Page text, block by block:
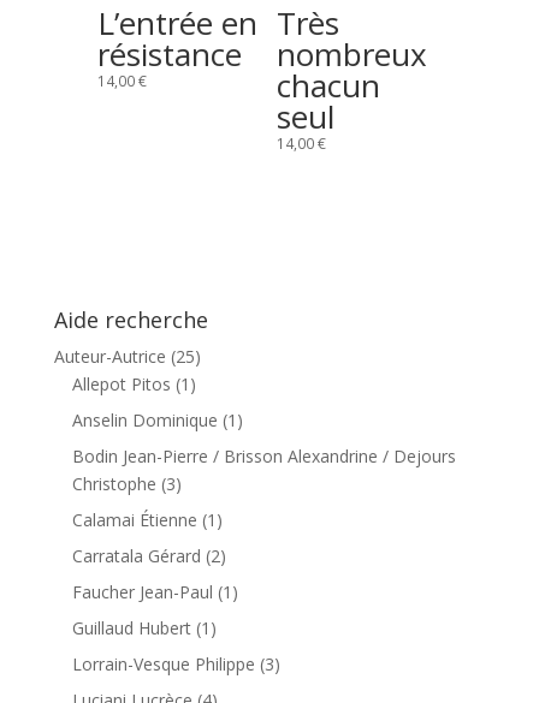
L’entrée en
résistance
14,00€
Très
nombreux
chacun
seul
14,00€
Aide recherche
Auteur-Autrice (25)
Allepot Pitos (1)
Anselin Dominique (1)
Bodin Jean-Pierre / Brisson Alexandrine / Dejours
Christophe (3)
Calamai Étienne (1)
Carratala Gérard (2)
Faucher Jean-Paul (1)
Guillaud Hubert (1)
Lorrain-Vesque Philippe (3)